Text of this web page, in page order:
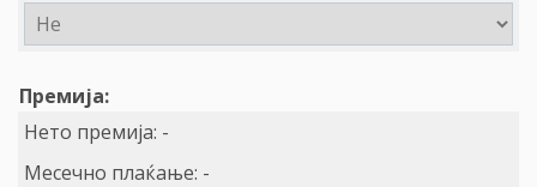
Премија:
Нето премија: -
Месечно плаќање: -